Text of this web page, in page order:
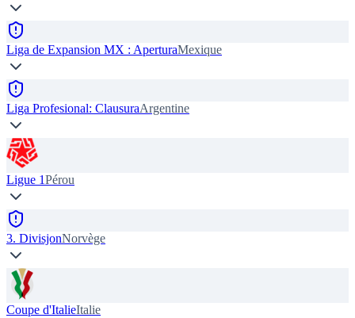
Liga de Expansion MX : AperturaMexique
Liga Profesional: ClausuraArgentine
Ligue 1Pérou
3. DivisjonNorvège
Coupe d'ItalieItalie